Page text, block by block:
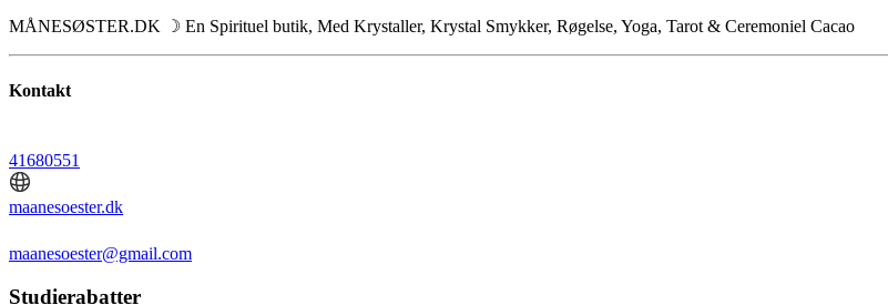
MÅNESØSTER.DK ☽ En Spirituel butik, Med Krystaller, Krystal Smykker, Røgelse, Yoga, Tarot & Ceremoniel Cacao
Kontakt
41680551
maanesoester.dk
maanesoester@gmail.com
Studierabatter